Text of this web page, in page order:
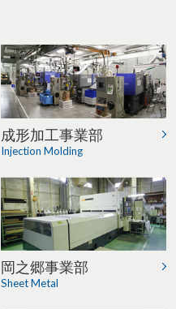
成形加工事業部
Injection Molding
岡之郷事業部
Sheet Metal